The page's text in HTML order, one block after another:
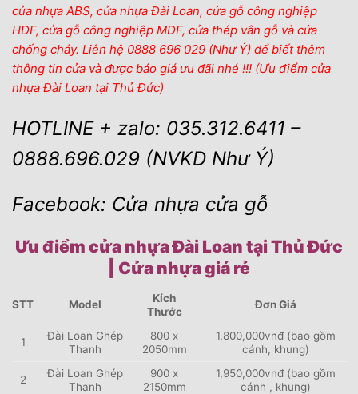
cửa nhựa ABS, cửa nhựa Đài Loan, cửa gỗ công nghiệp
HDF, cửa gỗ công nghiệp MDF, cửa thép vân gỗ và cửa
chống cháy. Liên hệ 0888 696 029 (Như Ý) để biết thêm
thông tin cửa và được báo giá ưu đãi nhé !!! (Ưu điểm cửa
nhựa Đài Loan tại Thủ Đức)
HOTLINE + zalo: 035.312.6411 –
0888.696.029 (NVKD Như Ý)
Facebook: Cửa nhựa cửa gỗ
Ưu điểm cửa nhựa Đài Loan tại Thủ Đức
| Cửa nhựa giá rẻ
STT Model
Kích
Thước
Đơn Giá
1
Đài Loan Ghép
Thanh
800 x
2050mm
1,800,000vnđ (bao gồm
cánh, khung)
2
Đài Loan Ghép
Thanh
900 x
2150mm
1,950,000vnđ (bao gồm
cánh , khung)